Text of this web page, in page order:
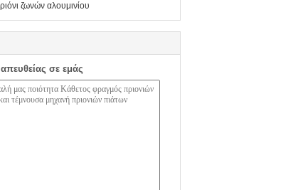
ζωνών αλουμινίου
σε εμάς